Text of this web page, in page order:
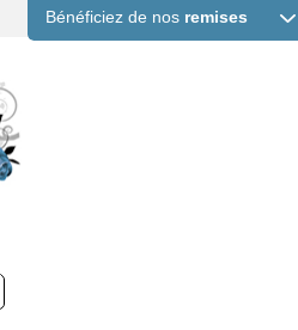
Bénéficiez de nos remises